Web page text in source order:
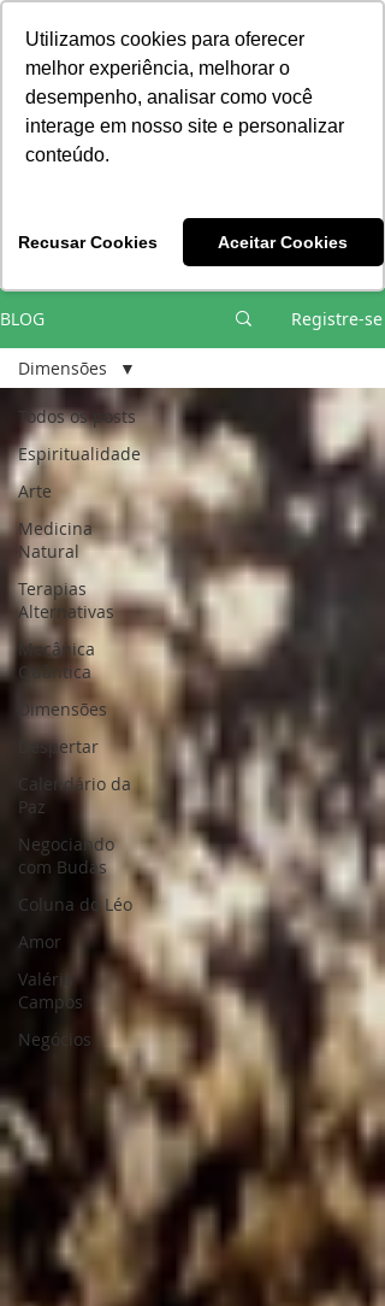
Utilizamos cookies para oferecer
melhor experiência, melhorar o
desempenho, analisar como você
interage em nosso site e personalizar
conteúdo.
Recusar Cookies Aceitar Cookies
Vivências e Cursos Iniciáticos
BLOG Registre-se
Todos os posts
Espiritualidade
Arte
Medicina
Natural
Terapias
Alternativas
Mecânica
Quântica
Dimensões
Despertar
Calendário da
Paz
Negociando
com Budas
Coluna do Léo
Amor
Valéria
Campos
Negócios
Dimensões